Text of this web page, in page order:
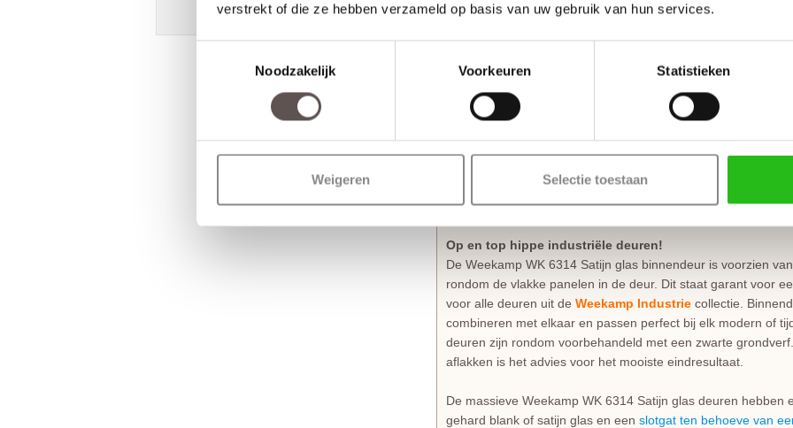
verstrekt of die ze hebben verzameld op basis van uw gebruik van hun services.
Noodzakelijk
Voorkeuren Statistieken
Weigeren Selectie toestaan
* Met dit trendy moodboard krijg je een idee in welk
Kenmerken Weekamp WK 6314 Satijn glas
Afwerking
- Grondverf RAL9005
Maatwerk mogelijk
- Ja, 60 werkdagen levertijd
Op en top hippe industriële deuren!
De Weekamp WK 6314 Satijn glas binnendeur is voorzien
rondom de vlakke panelen in de deur. Dit staat garant voor
voor alle deuren uit de Weekamp Industrie collectie.
combineren met elkaar en passen perfect bij elk modern of
deuren zijn rondom voorbehandeld met een zwarte
aflakken is het advies voor het mooiste eindresultaat.
De massieve Weekamp WK 6314 Satijn glas deuren hebben
gehard blank of satijn glas en een slotgat ten behoeve van